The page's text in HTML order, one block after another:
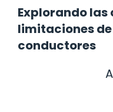
Explorando
limitaciones
conductores